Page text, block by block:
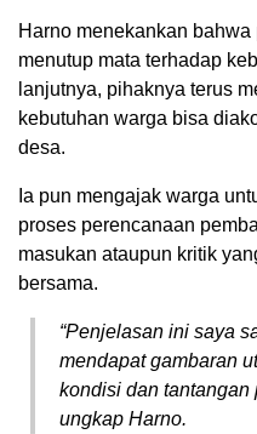
Harno menekankan
menutup mata terhadap
lanjutnya, pihaknya terus
kebutuhan warga bisa
desa.
Ia pun mengajak warga
proses perencanaan
masukan ataupun kritik
bersama.
“Penjelasan ini saya
mendapat gambaran
kondisi dan tantangan
ungkap Harno.